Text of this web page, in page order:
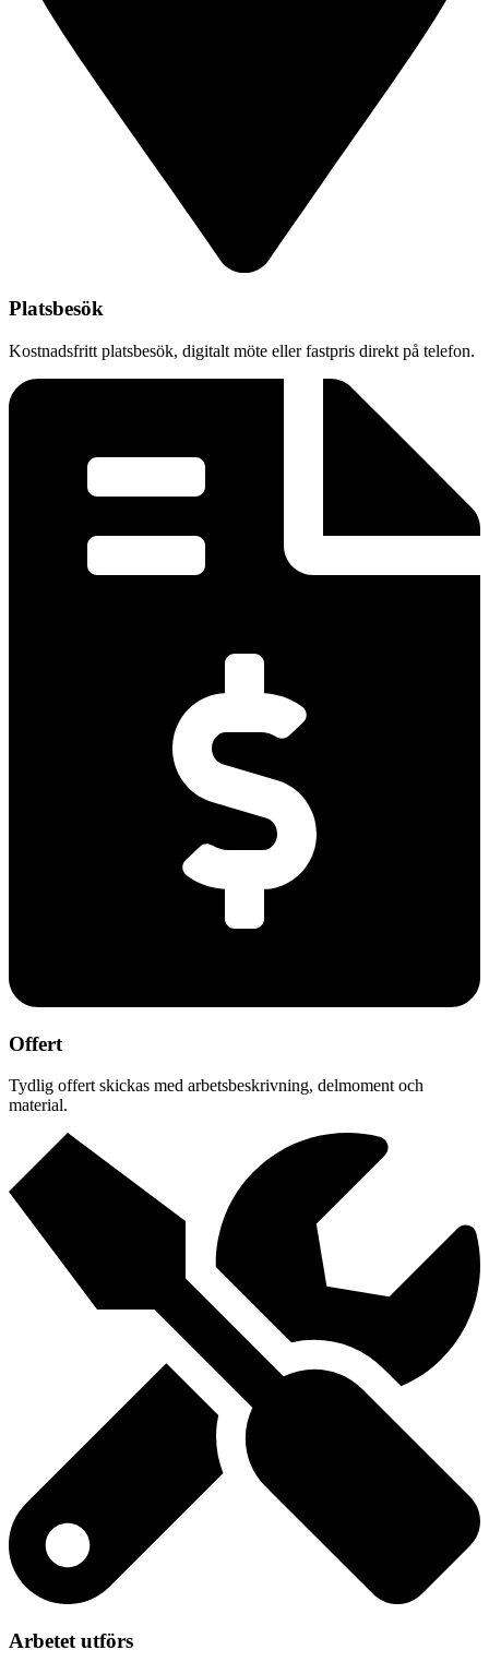
Platsbesök
Kostnadsfritt platsbesök, digitalt möte eller fastpris direkt på telefon.
Offert
Tydlig offert skickas med arbetsbeskrivning, delmoment och
material.
Arbetet utförs